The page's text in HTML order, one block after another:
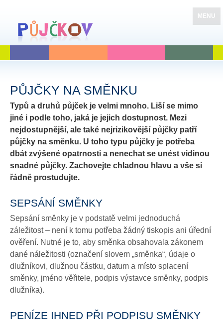
MENU
PŮJČKY NA SMĚNKU
Typů a druhů půjček je velmi mnoho. Liší se mimo
jiné i podle toho, jaká je jejich dostupnost. Mezi
nejdostupnější, ale také nejrizikovější půjčky patří
půjčky na směnku. U toho typu půjčky je potřeba
dbát zvýšené opatrnosti a nenechat se unést vidinou
snadné půjčky. Zachovejte chladnou hlavu a vše si
řádně prostudujte.
SEPSÁNÍ SMĚNKY
Sepsání směnky je v podstatě velmi jednoduchá
záležitost – není k tomu potřeba žádný tiskopis ani úřední
ověření. Nutné je to, aby směnka obsahovala zákonem
dané náležitosti (označení slovem „směnka“, údaje o
dlužníkovi, dlužnou částku, datum a místo splacení
směnky, jméno věřitele, podpis výstavce směnky, podpis
dlužníka).
PENÍZE IHNED PŘI PODPISU SMĚNKY